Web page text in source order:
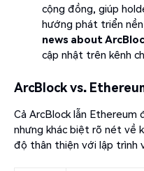
cộng đồng, giúp
hướng phát triển
news about
cập nhật trên kênh
ArcBlock vs.
Cả ArcBlock lẫn
nhưng khác biệt rõ nét về
độ thân thiện với lập trình